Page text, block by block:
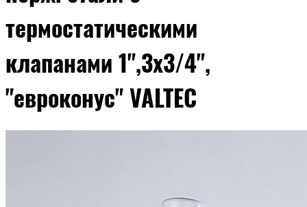
термостатическими
клапанами 1",3x3/4",
"евроконус" VALTEC